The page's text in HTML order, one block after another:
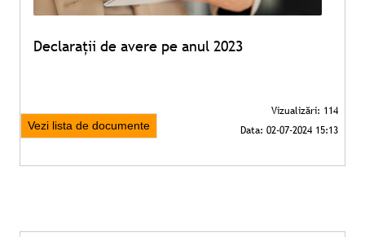
Declarații de avere pe anul 2023
Vezi lista de documente